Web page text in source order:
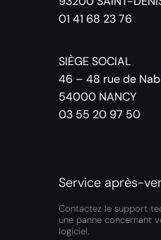
01 41 68 23 76
SIÈGE SOCIAL
46 – 48 rue de
54000 NANCY
03 55 20 97 50
Service après-
Contactez le support
une panne concernant
logiciel.